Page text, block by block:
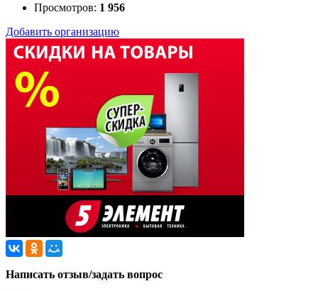
Просмотров: 1 956
Добавить организацию
Написать отзыв/задать вопрос